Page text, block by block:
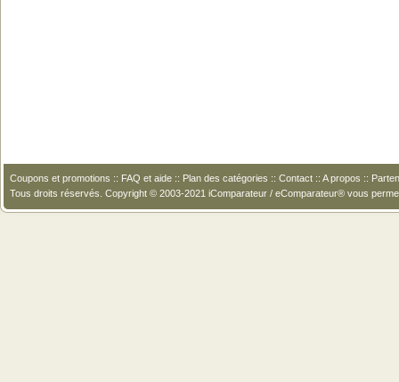
Coupons et promotions :: FAQ et aide :: Plan des catégories :: Contact :: A propos ::
Tous droits réservés. Copyright © 2003-2021 iComparateur / eComparateur® vous